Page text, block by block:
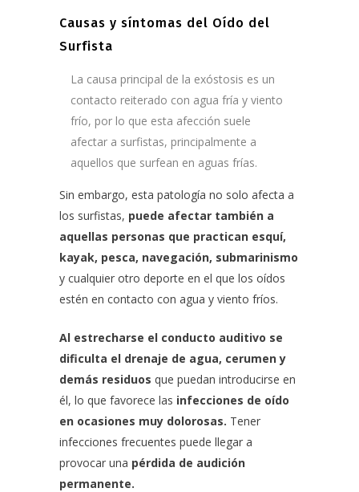
Causas y síntomas del Oído del
Surfista
La causa principal de la exóstosis es un
contacto reiterado con agua fría y viento
frío, por lo que esta afección suele
afectar a surfistas, principalmente a
aquellos que surfean en aguas frías.
Sin embargo, esta patología no solo afecta a
los surfistas, puede afectar también a
aquellas personas que practican esquí,
kayak, pesca, navegación, submarinismo
y cualquier otro deporte en el que los oídos
estén en contacto con agua y viento fríos.
Al estrecharse el conducto auditivo se
dificulta el drenaje de agua, cerumen y
demás residuos que puedan introducirse en
él, lo que favorece las infecciones de oído
en ocasiones muy dolorosas. Tener
infecciones frecuentes puede llegar a
provocar una pérdida de audición
permanente.